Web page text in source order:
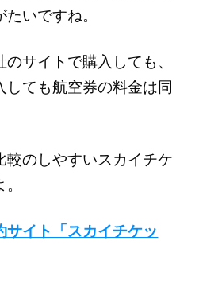
いですね。
サイトで購入しても、
しても航空券の料金は同
較のしやすいスカイチケ
イト「スカイチケッ